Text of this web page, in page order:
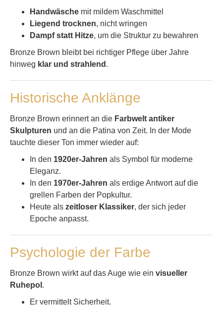
Handwäsche mit mildem Waschmittel
Liegend trocknen, nicht wringen
Dampf statt Hitze, um die Struktur zu bewahren
Bronze Brown bleibt bei richtiger Pflege über Jahre
hinweg klar und strahlend .
Historische Anklänge
Bronze Brown erinnert an die Farbwelt antiker
Skulpturen und an die Patina von Zeit. In der Mode
tauchte dieser Ton immer wieder auf:
In den 1920er-Jahren als Symbol für moderne
Eleganz.
In den 1970er-Jahren als erdige Antwort auf die
grellen Farben der Popkultur.
Heute als zeitloser Klassiker, der sich jeder
Epoche anpasst.
Psychologie der Farbe
Bronze Brown wirkt auf das Auge wie ein visueller
Ruhepol .
Er vermittelt Sicherheit.